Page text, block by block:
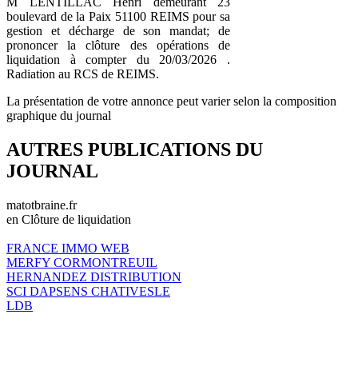
boulevard de la Paix 51100 REIMS pour sa
gestion et décharge de son mandat; de
prononcer la clôture des opérations de
liquidation à compter du 20/03/2026 .
Radiation au RCS de REIMS.
La présentation de votre annonce peut varier selon la composition
graphique du journal
AUTRES PUBLICATIONS DU
JOURNAL
matotbraine.fr
en Clôture de liquidation
FRANCE IMMO WEB
MERFY CORMONTREUIL
HERNANDEZ DISTRIBUTION
SCI DAPSENS CHATIVESLE
LDB